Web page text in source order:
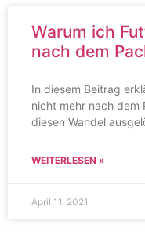
Warum ich
nach dem
In diesem Beitrag
nicht mehr nach dem
diesen Wandel
WEITERLESEN »
April 11, 2021